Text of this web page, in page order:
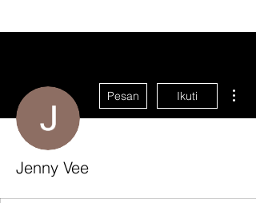
Pesan Ikuti
Jenny Vee